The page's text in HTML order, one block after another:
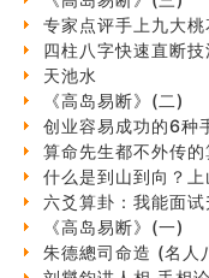
专家点评手上九大桃
四柱八字快速直断技
天池水
《高岛易断》(二)
创业容易成功的6种
算命先生都不外传
什么是到山到向？上
六爻算卦：我能面试
《高岛易断》(一)
朱德總司命造 (名⼈
刘燮鈞讲人相 手相